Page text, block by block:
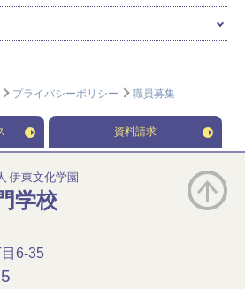
プライバシーポリシー 職員募集
資料請求
伊東文化学園
学校
6-35